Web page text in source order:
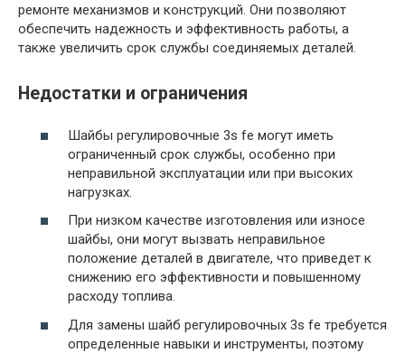
ремонте механизмов и конструкций. Они позволяют
обеспечить надежность и эффективность работы, а
также увеличить срок службы соединяемых деталей.
Недостатки и ограничения
Шайбы регулировочные 3s fe могут иметь
ограниченный срок службы, особенно при
неправильной эксплуатации или при высоких
нагрузках.
При низком качестве изготовления или износе
шайбы, они могут вызвать неправильное
положение деталей в двигателе, что приведет к
снижению его эффективности и повышенному
расходу топлива.
Для замены шайб регулировочных 3s fe требуется
определенные навыки и инструменты, поэтому